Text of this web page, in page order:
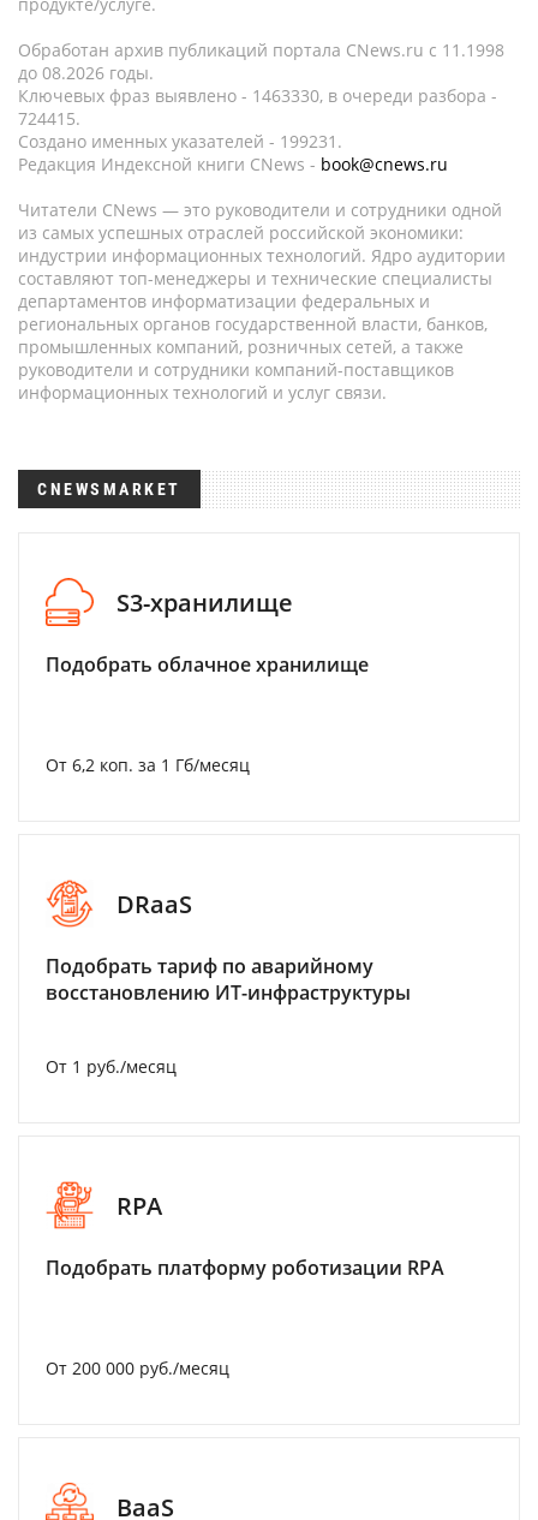
Обработан архив публикаций портала CNews.ru c 11.1998
до 08.2026 годы.
Ключевых фраз выявлено - 1463330, в очереди разбора -
724415.
Создано именных указателей - 199231.
Редакция Индексной книги CNews - book@cnews.ru
Читатели CNews — это руководители и сотрудники одной
из самых успешных отраслей российской экономики:
индустрии информационных технологий. Ядро аудитории
составляют топ-менеджеры и технические специалисты
департаментов информатизации федеральных и
региональных органов государственной власти, банков,
промышленных компаний, розничных сетей, а также
руководители и сотрудники компаний-поставщиков
информационных технологий и услуг связи.
CNEWSMARKET
S3-хранилище
Подобрать облачное хранилище
От 6,2 коп. за 1 Гб/месяц
DRaaS
Подобрать тариф по аварийному
восстановлению ИТ-инфраструктуры
От 1 руб./месяц
RPA
Подобрать платформу роботизации RPA
От 200 000 руб./месяц
BaaS